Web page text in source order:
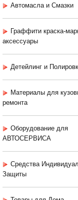
Автомасла и Смазки
Граффити краска-
аксессуары
Детейлинг и
Материалы для
ремонта
Оборудование для
АВТОСЕРВИСА
Средства
Защиты